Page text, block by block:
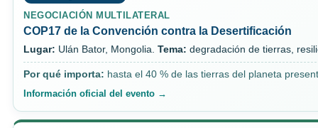
NEGOCIACIÓN MULTILATERAL
COP17 de la Convención contra la Desertificación
Lugar: Ulán Bator, Mongolia. Tema: degradación de tierras,
Por qué importa: hasta el 40 % de las tierras del planeta
Información oficial del evento →